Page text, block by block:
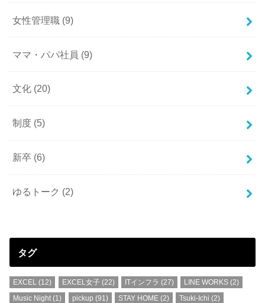
女性管理職 (9)
ママ・パパ社員 (9)
文化 (20)
制度 (5)
新卒 (6)
ゆるトーク (2)
タグ
EXCEL (12) EXCEL女子(22) ITインフラ (27) LINE WORKS (2)
Music Night (1) pickup (91) STAY HOME(2) Tsuki-Ichi (2)